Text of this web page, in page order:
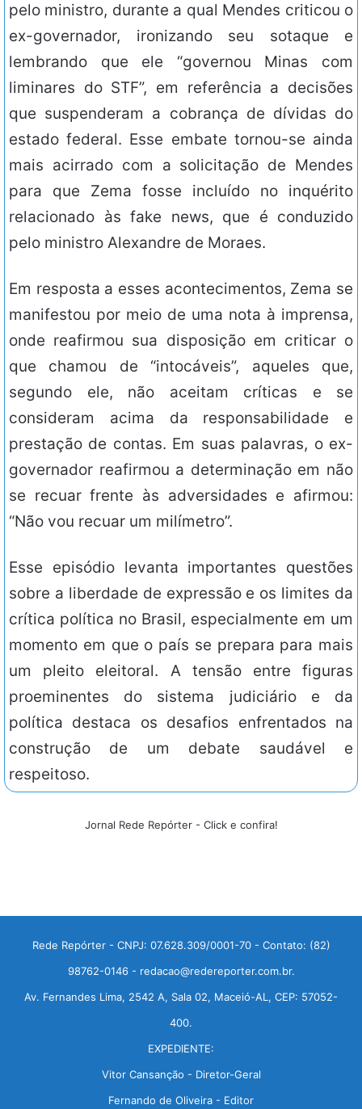
pelo ministro, durante a qual Mendes criticou o
ex-governador, ironizando seu sotaque e
lembrando que ele “governou Minas com
liminares do STF”, em referência a decisões
que suspenderam a cobrança de dívidas do
estado federal. Esse embate tornou-se ainda
mais acirrado com a solicitação de Mendes
para que Zema fosse incluído no inquérito
relacionado às fake news, que é conduzido
pelo ministro Alexandre de Moraes.
Em resposta a esses acontecimentos, Zema se
manifestou por meio de uma nota à imprensa,
onde reafirmou sua disposição em criticar o
que chamou de “intocáveis”, aqueles que,
segundo ele, não aceitam críticas e se
consideram acima da responsabilidade e
prestação de contas. Em suas palavras, o ex-
governador reafirmou a determinação em não
se recuar frente às adversidades e afirmou:
“Não vou recuar um milímetro”.
Esse episódio levanta importantes questões
sobre a liberdade de expressão e os limites da
crítica política no Brasil, especialmente em um
momento em que o país se prepara para mais
um pleito eleitoral. A tensão entre figuras
proeminentes do sistema judiciário e da
política destaca os desafios enfrentados na
construção de um debate saudável e
respeitoso.
Jornal Rede Repórter - Click e confira!
Rede Repórter - CNPJ: 07.628.309/0001-70 - Contato: (82)
98762-0146 - redacao@redereporter.com.br.
Av. Fernandes Lima, 2542 A, Sala 02, Maceió-AL, CEP: 57052-
400.
EXPEDIENTE:
Vitor Cansanção - Diretor-Geral
Fernando de Oliveira - Editor